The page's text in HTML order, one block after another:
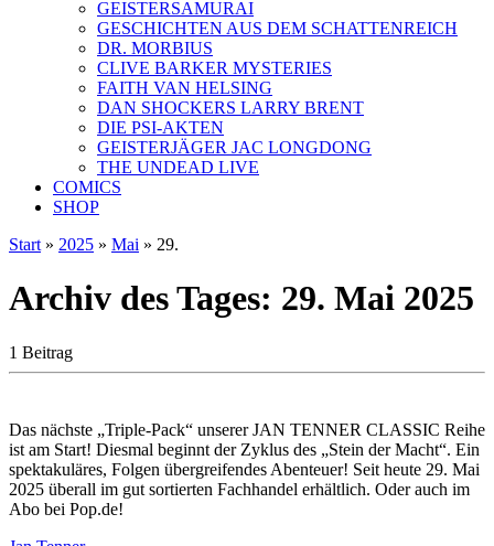
GEISTERSAMURAI
GESCHICHTEN AUS DEM SCHATTENREICH
DR. MORBIUS
CLIVE BARKER MYSTERIES
FAITH VAN HELSING
DAN SHOCKERS LARRY BRENT
DIE PSI-AKTEN
GEISTERJÄGER JAC LONGDONG
THE UNDEAD LIVE
COMICS
SHOP
Start » 2025 » Mai » 29.
Archiv des Tages: 29. Mai 2025
1 Beitrag
Das nächste „Triple-Pack“ unserer JAN TENNER CLASSIC Reihe
ist am Start! Diesmal beginnt der Zyklus des „Stein der Macht“. Ein
spektakuläres, Folgen übergreifendes Abenteuer! Seit heute 29. Mai
2025 überall im gut sortierten Fachhandel erhältlich. Oder auch im
Abo bei Pop.de!